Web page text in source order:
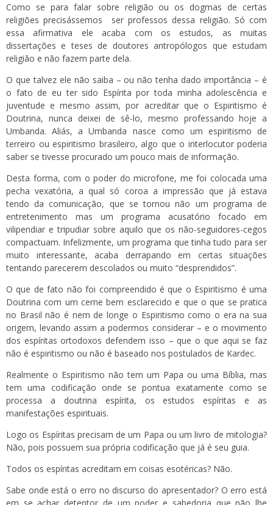
Como se para falar sobre religião ou os dogmas de certas
religiões precisássemos ser professos dessa religião. Só com
essa afirmativa ele acaba com os estudos, as muitas
dissertações e teses de doutores antropólogos que estudam
religião e não fazem parte dela.
O que talvez ele não saiba – ou não tenha dado importância – é
o fato de eu ter sido Espírita por toda minha adolescência e
juventude e mesmo assim, por acreditar que o Espiritismo é
Doutrina, nunca deixei de sê-lo, mesmo professando hoje a
Umbanda. Aliás, a Umbanda nasce como um espiritismo de
terreiro ou espiritismo brasileiro, algo que o interlocutor poderia
saber se tivesse procurado um pouco mais de informação.
Desta forma, com o poder do microfone, me foi colocada uma
pecha vexatória, a qual só coroa a impressão que já estava
tendo da comunicação, que se tornou não um programa de
entretenimento mas um programa acusatório focado em
vilipendiar e tripudiar sobre aquilo que os não-seguidores-cegos
compactuam. Infelizmente, um programa que tinha tudo para ser
muito interessante, acaba derrapando em certas situações
tentando parecerem descolados ou muito “desprendidos”.
O que de fato não foi compreendido é que o Espiritismo é uma
Doutrina com um cerne bem esclarecido e que o que se pratica
no Brasil não é nem de longe o Espiritismo como o era na sua
origem, levando assim a podermos considerar – e o movimento
dos espíritas ortodoxos defendem isso – que o que aqui se faz
não é espiritismo ou não é baseado nos postulados de Kardec.
Realmente o Espiritismo não tem um Papa ou uma Bíblia, mas
tem uma codificação onde se pontua exatamente como se
processa a doutrina espírita, os estudos espíritas e as
manifestações espirituais.
Logo os Espíritas precisam de um Papa ou um livro de mitologia?
Não, pois possuem sua própria codificação que já é seu guia.
Todos os espíritas acreditam em coisas esotéricas? Não.
Sabe onde está o erro no discurso do apresentador? O erro está